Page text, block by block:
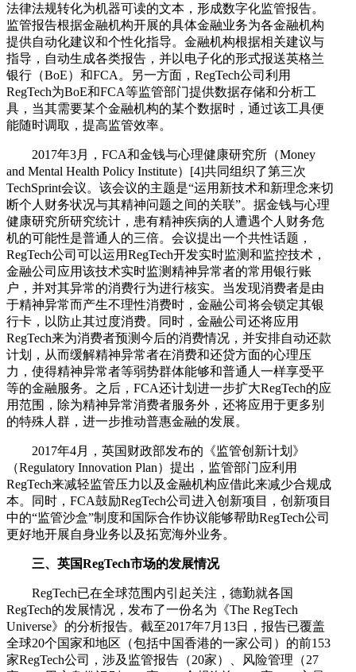
法律法规转化为机器可读的文本，形成数字化监管报告。
监管报告根据金融机构开展的具体金融业务为各金融机构
提供自动化建议和个性化指导。金融机构根据相关建议与
指导，自动生成各类报告，并以电子化的形式报送英格兰
银行（BoE）和FCA。另一方面，RegTech公司利用
RegTech为BoE和FCA等监管部门提供数据存储和分析工
具，当其需要某个金融机构的某个数据时，通过该工具便
能随时调取，提高监管效率。
2017年3月，FCA和金钱与心理健康研究所（Money
and Mental Health Policy Institute）[4]共同组织了第三次
TechSprint会议。该会议的主题是“运用新技术和新理念来切
断个人财务状况与其精神问题之间的关联”。据金钱与心理
健康研究所研究统计，患有精神疾病的人遭遇个人财务危
机的可能性是普通人的三倍。会议提出一个共性话题，
RegTech公司可以运用RegTech开发实时监测和监控技术，
金融公司应用该技术实时监测精神异常者的常用银行账
户，并对其异常的消费行为进行核实。当发现消费者是由
于精神异常而产生不理性消费时，金融公司将会锁定其银
行卡，以防止其过度消费。同时，金融公司还将应用
RegTech来为消费者预测今后的消费情况，并安排自动还款
计划，从而缓解精神异常者在消费和还贷方面的心理压
力，使得精神异常者等弱势群体能够和普通人一样享受平
等的金融服务。之后，FCA还计划进一步扩大RegTech的应
用范围，除为精神异常消费者服务外，还将应用于更多别
的特殊人群，进一步推动普惠金融的发展。
2017年4月，英国财政部发布的《监管创新计划》
（Regulatory Innovation Plan）提出，监管部门应利用
RegTech来减轻监管压力以及金融机构应借此来减少合规成
本。同时，FCA鼓励RegTech公司进入创新项目，创新项目
中的“监管沙盒”制度和国际合作协议能够帮助RegTech公司
更好地开展自身业务以及拓宽海外业务。
三、英国RegTech市场的发展情况
RegTech已在全球范围内引起关注，德勤就各国
RegTech的发展情况，发布了一份名为《The RegTech
Universe》的分析报告。截至2017年7月13日，报告已覆盖
全球20个国家和地区（包括中国香港的一家公司）的前153
家RegTech公司，涉及监管报告（20家）、风险管理（27